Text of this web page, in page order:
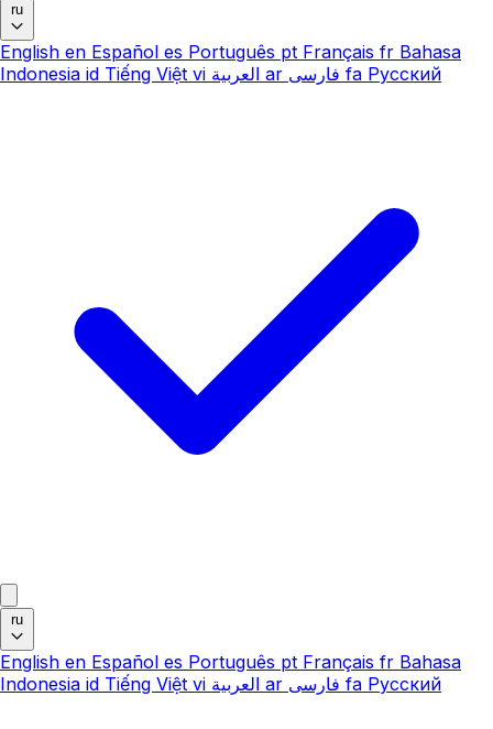
ru
English en Español es Português pt Français fr Bahasa
Indonesia id Tiếng Việt vi العربية ar فارسی fa Русский
ru
English en Español es Português pt Français fr Bahasa
Indonesia id Tiếng Việt vi العربية ar فارسی fa Русский